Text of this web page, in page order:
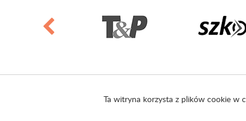
Ta witryna korzysta z plików cookie w